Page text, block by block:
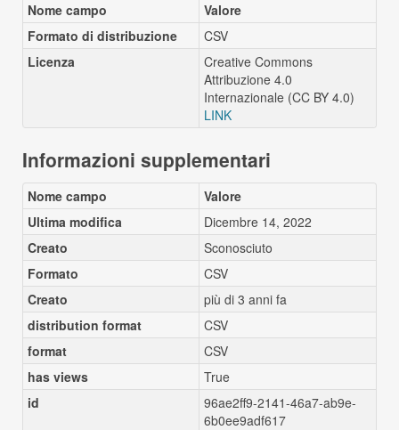
Nome campo
Valore
Formato di distribuzione
CSV
Licenza
Creative Commons
Attribuzione 4.0
Internazionale (CC BY 4.0)
LINK
Informazioni supplementari
Nome campo
Valore
Ultima modifica
Dicembre 14, 2022
Creato
Sconosciuto
Formato
CSV
Creato
più di 3 anni fa
distribution format
CSV
format
CSV
has views
True
id
96ae2ff9-2141-46a7-ab9e-
6b0ee9adf617